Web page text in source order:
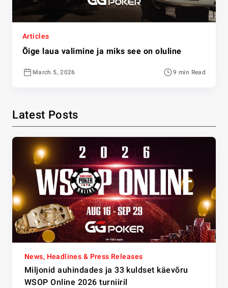
Articles
Õige laua valimine ja miks see on oluline
March 5, 2026 9 min Read
Latest Posts
News, Headlines & Press Releases
Miljonid auhindades ja 33 kuldset käevõru
WSOP Online 2026 turniiril